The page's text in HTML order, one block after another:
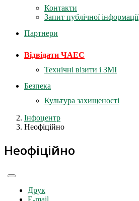
Контакти
Запит публічної інформації
Партнери
Відвідати ЧАЕС
Технічні візити і ЗМІ
Безпека
Культура захищеності
Інфоцентр
Неофіційно
Неофіційно
Друк
E-mail